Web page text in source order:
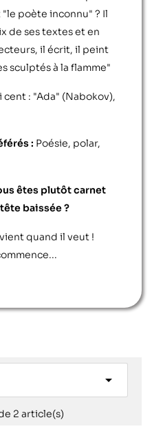
poète inconnu" ? Il
de ses textes et en
il écrit, il peint
sculptés à la flamme"
cent : "Ada" (Nabokov),
: Poésie, polar,
êtes plutôt carnet
baissée ?
quand il veut !

2 article(s)